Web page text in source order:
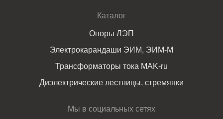
Каталог
Опоры ЛЭП
Электрокарандаши ЭИМ, ЭИМ-М
Трансформаторы тока MAK-ru
Диэлектрические лестницы, стремянки
Мы в социальных сетях